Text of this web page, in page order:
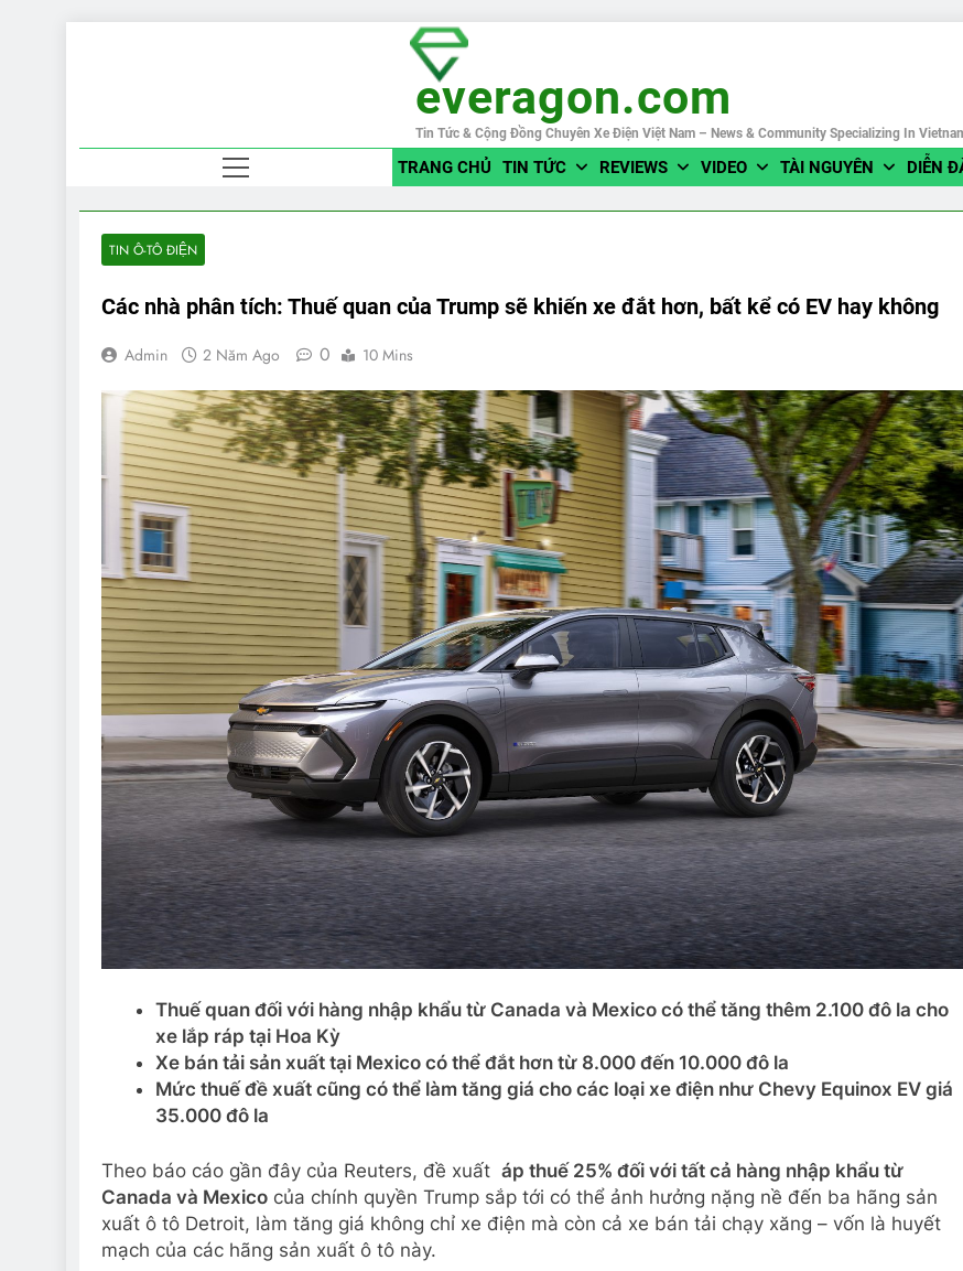
everagon.com
Tin Tức & Cộng Đồng Chuyên Xe Điện Việt Nam – News & Community Specializing In
TRANG CHỦ TIN TỨC REVIEWS VIDEO TÀI NGUYÊN DIỄN
TIN Ô-TÔ ĐIỆN
Các nhà phân tích: Thuế quan của Trump sẽ khiến xe đắt hơn, bất kể có EV hay không
Admin 2 Năm Ago 0 10 Mins
Thuế quan đối với hàng nhập khẩu từ Canada và Mexico có thể tăng thêm 2.100 đô la cho
xe lắp ráp tại Hoa Kỳ
Xe bán tải sản xuất tại Mexico có thể đắt hơn từ 8.000 đến 10.000 đô la
Mức thuế đề xuất cũng có thể làm tăng giá cho các loại xe điện như Chevy Equinox EV giá
35.000 đô la
Theo báo cáo gần đây của Reuters, đề xuất áp thuế 25% đối với tất cả hàng nhập khẩu từ
Canada và Mexico của chính quyền Trump sắp tới có thể ảnh hưởng nặng nề đến ba hãng sản
xuất ô tô Detroit, làm tăng giá không chỉ xe điện mà còn cả xe bán tải chạy xăng – vốn là huyết
mạch của các hãng sản xuất ô tô này.